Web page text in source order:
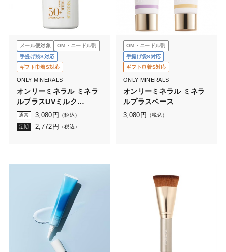
メール便対象
OM・ニードル割
手提げ袋S対応
ギフト巾着S対応
ONLY MINERALS
オンリーミネラル ミネラ
ルプラスUVミルク
(28mL)
通常 3,080 円 （税込）
定期 2,772 円 （税込）
OM・ニードル割
手提げ袋S対応
ギフト巾着S対応
ONLY MINERALS
オンリーミネラル ミネラ
ルプラスベース
3,080 円 （税込）